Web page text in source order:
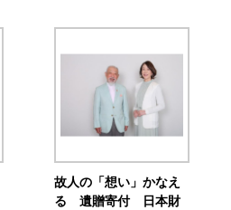
故人の「想い」かなえ
る 遺贈寄付 日本財